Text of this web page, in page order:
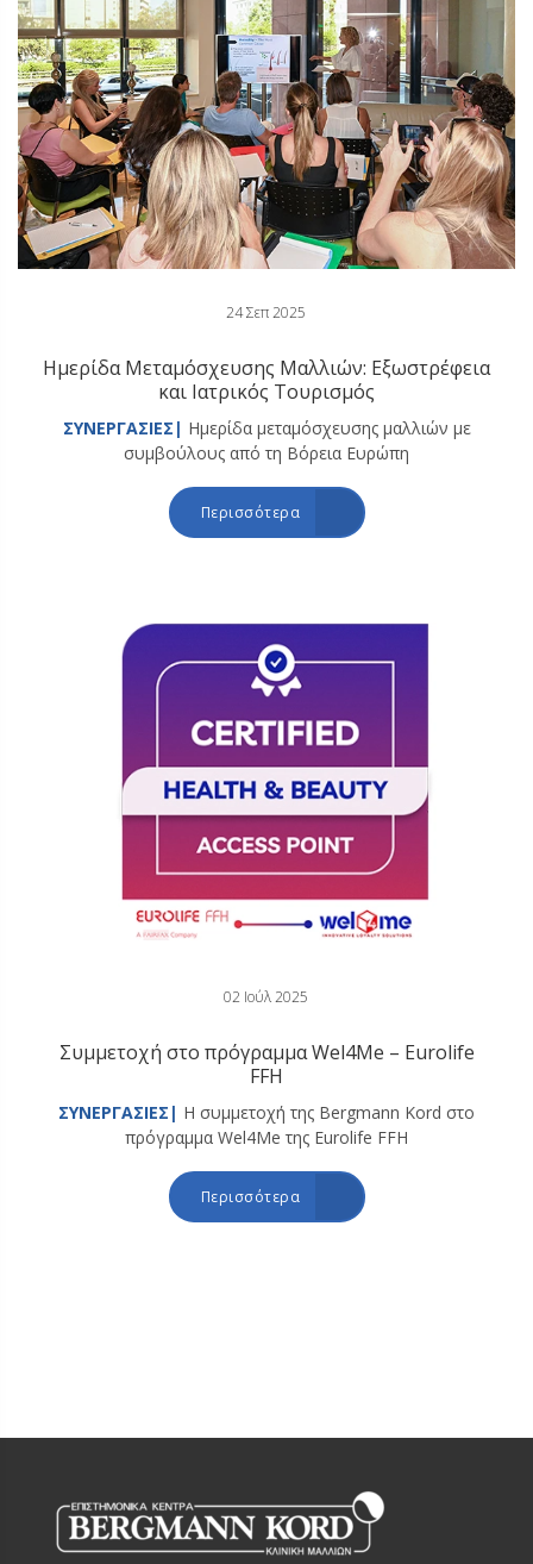
24 Σεπ 2025
Ημερίδα Μεταμόσχευσης Μαλλιών: Εξωστρέφεια
και Ιατρικός Τουρισμός
ΣΥΝΕΡΓΑΣΙΕΣ| Ημερίδα μεταμόσχευσης μαλλιών με
συμβούλους από τη Βόρεια Ευρώπη
Περισσότερα
02 Ιούλ 2025
Συμμετοχή στο πρόγραμμα Wel4Me – Eurolife
FFH
ΣΥΝΕΡΓΑΣΙΕΣ| Η συμμετοχή της Bergmann Kord στο
πρόγραμμα Wel4Me της Eurolife FFH
Περισσότερα